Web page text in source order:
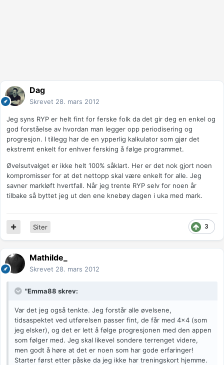
Dag
Skrevet 28. mars 2012
Jeg syns RYP er helt fint for ferske folk da det gir deg en enkel og
god forståelse av hvordan man legger opp periodisering og
progresjon. I tillegg har de en ypperlig kalkulator som gjør det
ekstremt enkelt for enhver fersking å følge programmet.
Øvelsutvalget er ikke helt 100% såklart. Her er det nok gjort noen
kompromisser for at det nettopp skal være enkelt for alle. Jeg
savner markløft hvertfall. Når jeg trente RYP selv for noen år
tilbake så byttet jeg ut den ene knebøy dagen i uka med mark.
3
Siter
Mathilde_
Skrevet 28. mars 2012
"Emma88 skrev:
Var det jeg også tenkte. Jeg forstår alle øvelsene,
tidsaspektet ved utførelsen passer fint, de får med 4x4 (som
jeg elsker), og det er lett å følge progresjonen med den appen
som følger med. Jeg skal likevel sondere terrenget videre,
men godt å høre at det er noen som har gode erfaringer!
Starter først etter påske da jeg ikke har treningskort hjemme.